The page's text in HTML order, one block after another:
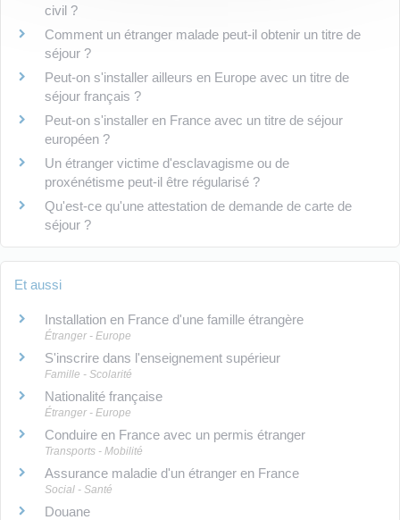
civil ?
Comment un étranger malade peut-il obtenir un titre de
séjour ?
Peut-on s'installer ailleurs en Europe avec un titre de
séjour français ?
Peut-on s'installer en France avec un titre de séjour
européen ?
Un étranger victime d'esclavagisme ou de
proxénétisme peut-il être régularisé ?
Qu'est-ce qu'une attestation de demande de carte de
séjour ?
Et aussi
Installation en France d'une famille étrangère
Étranger - Europe
S'inscrire dans l'enseignement supérieur
Famille - Scolarité
Nationalité française
Étranger - Europe
Conduire en France avec un permis étranger
Transports - Mobilité
Assurance maladie d'un étranger en France
Social - Santé
Douane